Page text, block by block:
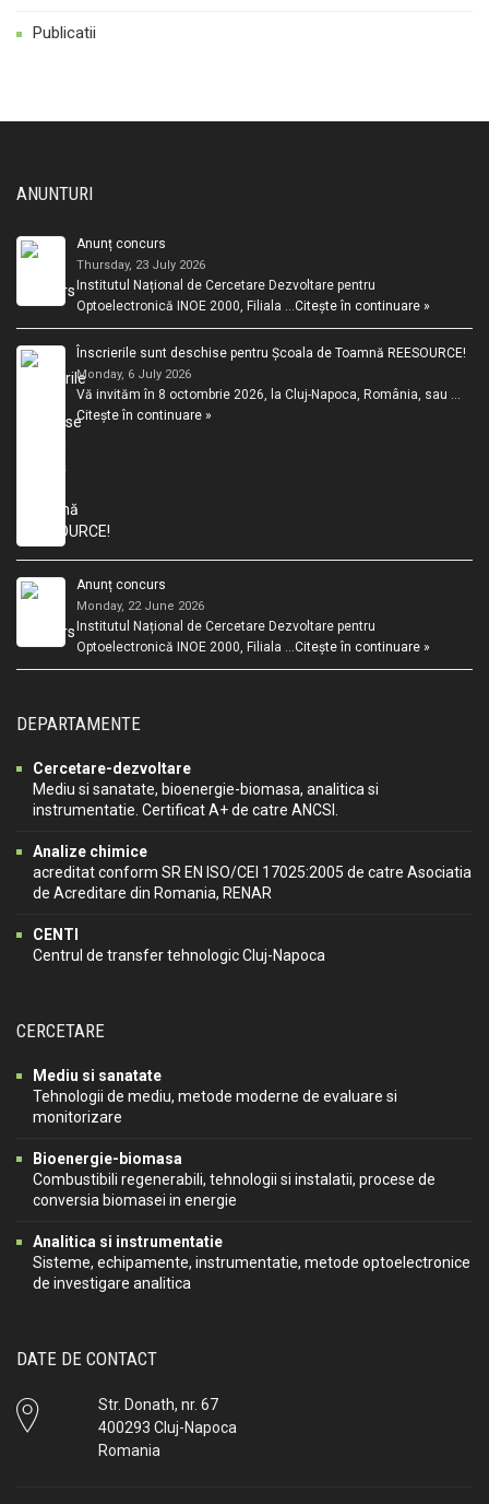
Publicatii
ANUNTURI
Anunț concurs
Thursday, 23 July 2026
Institutul Național de Cercetare Dezvoltare pentru
Optoelectronică INOE 2000, Filiala …Citește în continuare »
Înscrierile sunt deschise pentru Școala de Toamnă REESOURCE!
Monday, 6 July 2026
Vă invităm în 8 octombrie 2026, la Cluj-Napoca, România, sau …
Citește în continuare »
Anunț concurs
Monday, 22 June 2026
Institutul Național de Cercetare Dezvoltare pentru
Optoelectronică INOE 2000, Filiala …Citește în continuare »
DEPARTAMENTE
Cercetare-dezvoltare
Mediu si sanatate, bioenergie-biomasa, analitica si
instrumentatie. Certificat A+ de catre ANCSI.
Analize chimice
acreditat conform SR EN ISO/CEI 17025:2005 de catre Asociatia
de Acreditare din Romania, RENAR
CENTI
Centrul de transfer tehnologic Cluj-Napoca
CERCETARE
Mediu si sanatate
Tehnologii de mediu, metode moderne de evaluare si
monitorizare
Bioenergie-biomasa
Combustibili regenerabili, tehnologii si instalatii, procese de
conversia biomasei in energie
Analitica si instrumentatie
Sisteme, echipamente, instrumentatie, metode optoelectronice
de investigare analitica
DATE DE CONTACT
Str. Donath, nr. 67
400293 Cluj-Napoca
Romania